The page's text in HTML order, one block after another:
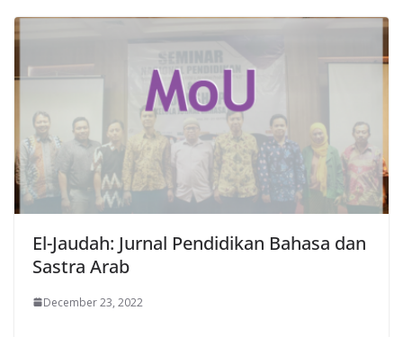
El-Jaudah: Jurnal Pendidikan Bahasa dan
Sastra Arab
December 23, 2022